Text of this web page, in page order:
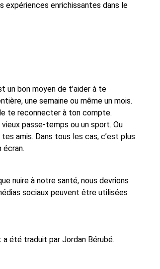
expériences enrichissantes dans le
un bon moyen de t’aider à te
une semaine ou même un mois.
te reconnecter à ton compte.
passe-temps ou un sport. Ou
amis. Dans tous les cas, c’est plus
écran.
nuire à notre santé, nous devrions
sociaux peuvent être utilisées
a été traduit par Jordan Bérubé.